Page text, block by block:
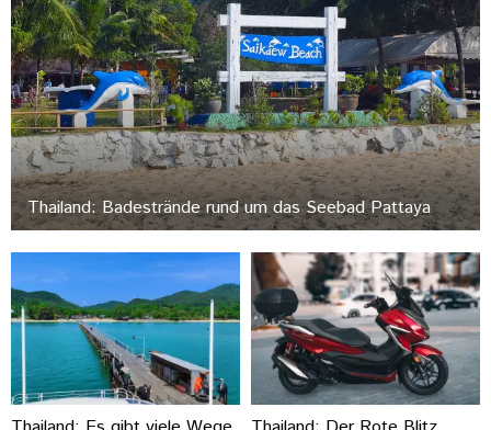
Thailand: Badestrände rund um das Seebad Pattaya